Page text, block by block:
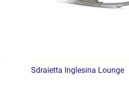
Sdraietta Inglesina Lounge